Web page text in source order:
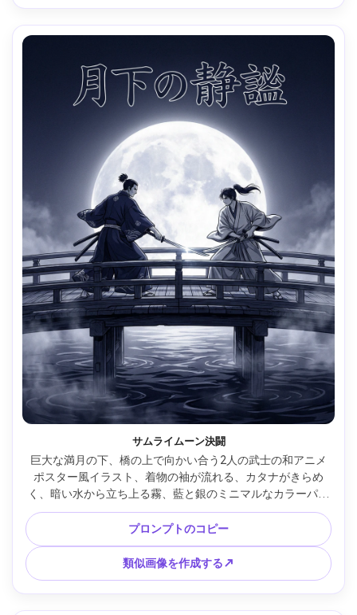
サムライムーン決闘
巨大な満月の下、橋の上で向かい合う2人の武士の和アニメ
ポスター風イラスト、着物の袖が流れる、カタナがきらめ
く、暗い水から立ち上る霧、藍と銀のミニマルなカラーパレ
ット、セルシェーディング付きの鮮明なインクのようなライ
ンワーク、上部にタイトル用のエレガントなネガティブスペ
ース、微妙なグレイン、落ち着いているが緊張感のある構
図、85mmレンズ、浅い被写界深度、柔らかいシネマティッ
クライティング --ar 4:5
プロンプトのコピー
類似画像を作成する↗